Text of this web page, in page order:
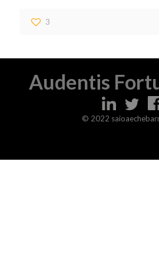
3
Audentis
© 2022